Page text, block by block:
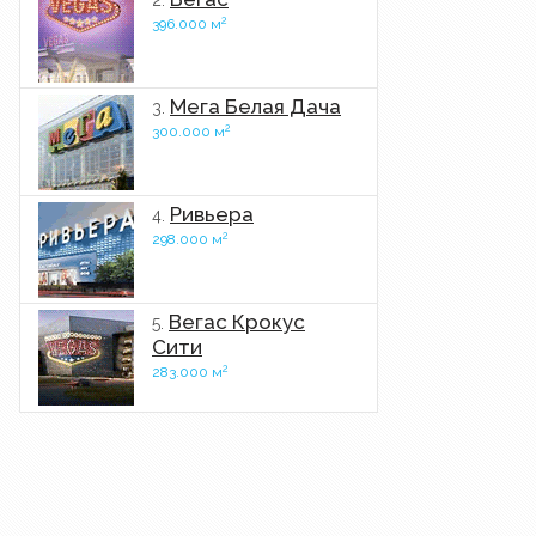
396.000 м2
3. Мега Белая Дача
300.000 м2
4. Ривьера
298.000 м2
5. Вегас Крокус
Сити
283.000 м2